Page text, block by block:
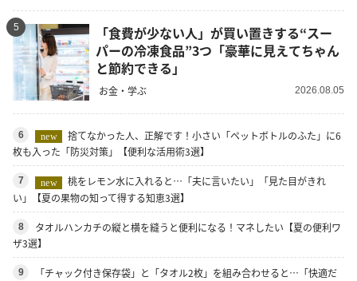
5
「食費が少ない人」が買い置きする“スー
パーの冷凍食品”3つ「豪華に見えてちゃん
と節約できる」
お金・学ぶ 2026.08.05
6 new
捨てなかった人、正解です！小さい「ペットボトルのふた」に6
枚も入った「防災対策」【便利な活用術3選】
7 new
桃をレモン水に入れると…「夫に言いたい」「見た目がきれ
い」【夏の果物の知って得する知恵3選】
8
タオルハンカチの縦と横を縫うと便利になる！マネしたい【夏の便利ワ
ザ3選】
9
「チャック付き保存袋」と「タオル2枚」を組み合わせると…「快適だ